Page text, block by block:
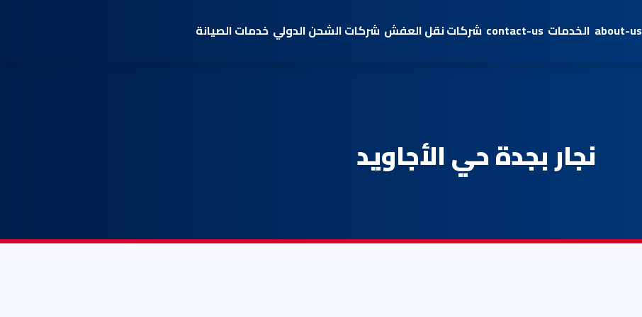
about-us الخدمات contact-us شركات نقل العفش شركات الشحن الدولي خدمات الصيانة
نجار بجدة حي الأجاويد